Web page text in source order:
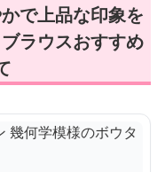
で上品な印象を
ラウスおすすめ